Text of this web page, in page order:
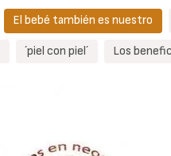
El bebé también es nuestro
´piel con piel´ Los